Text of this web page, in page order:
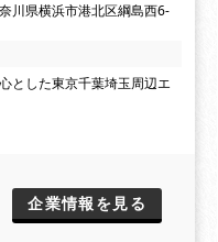
川県横浜市港北区綱島西6-
とした東京千葉埼玉周辺エ
企業情報を見る